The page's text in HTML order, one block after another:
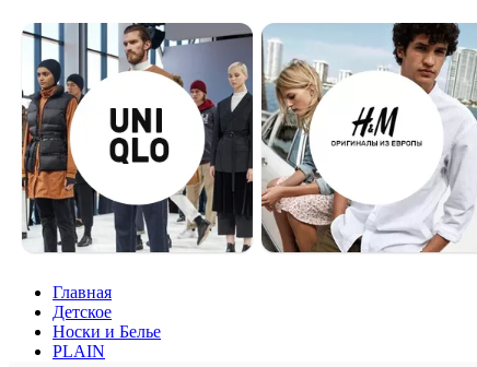
Главная
Детское
Носки и Белье
PLAIN